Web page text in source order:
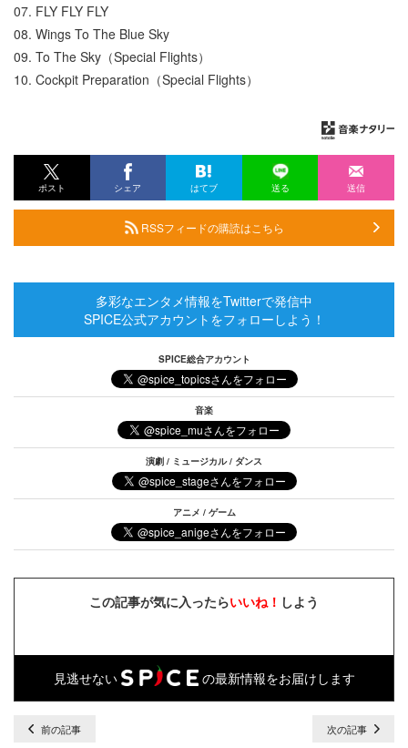
07. FLY FLY FLY
08. Wings To The Blue Sky
09. To The Sky（Special Flights）
10. Cockpit Preparation（Special Flights）
ポスト シェア はてブ 送る 送信
RSSフィードの購読はこちら
多彩なエンタメ情報をTwitterで発信中
SPICE公式アカウントをフォローしよう！
SPICE総合アカウント
音楽
演劇 / ミュージカル / ダンス
アニメ / ゲーム
この記事が気に入ったらいいね！ しよう
見逃せない の最新情報をお届けします
前の記事 次の記事